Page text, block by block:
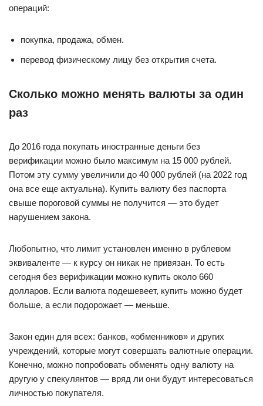
операций:
покупка, продажа, обмен.
перевод физическому лицу без открытия счета.
Сколько можно менять валюты за один
раз
До 2016 года покупать иностранные деньги без
верификации можно было максимум на 15 000 рублей.
Потом эту сумму увеличили до 40 000 рублей (на 2022 год
она все еще актуальна). Купить валюту без паспорта
свыше пороговой суммы не получится — это будет
нарушением закона.
Любопытно, что лимит установлен именно в рублевом
эквиваленте — к курсу он никак не привязан. То есть
сегодня без верификации можно купить около 660
долларов. Если валюта подешевеет, купить можно будет
больше, а если подорожает — меньше.
Закон един для всех: банков, «обменников» и других
учреждений, которые могут совершать валютные операции.
Конечно, можно попробовать обменять одну валюту на
другую у спекулянтов — вряд ли они будут интересоваться
личностью покупателя.